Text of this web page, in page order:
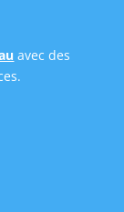
avec des